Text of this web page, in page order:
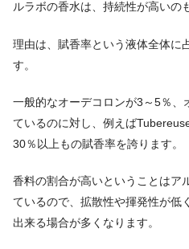
ルラボの香水は、持続性が高いの
理由は、賦香率という液体全体に
す。
一般的なオーデコロンが3～5％、
ているのに対し、例えば
30％以上もの賦香率を誇ります。
香料の割合が高いということはア
ているので、拡散性や揮発性が低
出来る場合が多くなります。